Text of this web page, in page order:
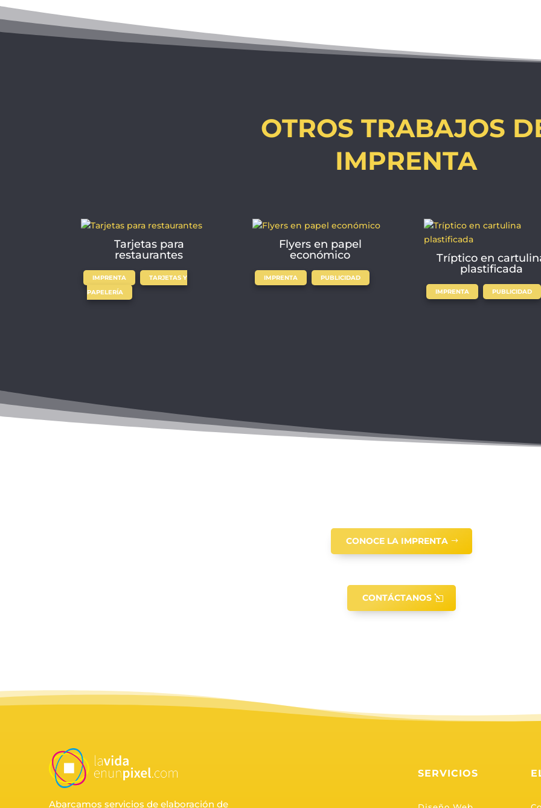
OTROS TRABAJOS
IMPRENTA
Tarjetas para
restaurantes
IMPRENTA
,
TARJETAS Y
PAPELERÍA
Flyers en papel
económico
IMPRENTA
,
PUBLICIDAD
Tríptico en
plastificada
IMPRENTA
,
PUBLICIDAD
CONOCE LA IMPRENTA
CONTÁCTANOS
Abarcamos servicios de elaboración de
SERVICIOS